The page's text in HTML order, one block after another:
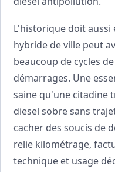
L'historique doit
hybride de ville peut
beaucoup de cycles
démarrages. Une
saine qu'une citadine
diesel sobre sans
cacher des soucis de
relie kilométrage,
technique et usage